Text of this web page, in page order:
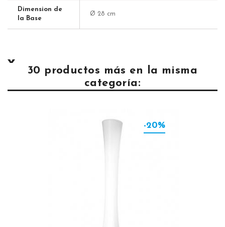
Dimension de
la Base
Ø 28 cm
30 productos más en la misma
categoría:
-20%